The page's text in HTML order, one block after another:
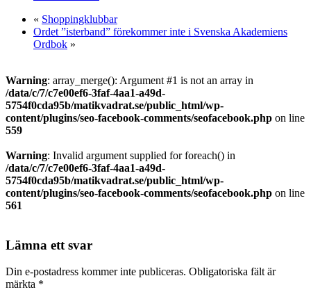
« Shoppingklubbar
Ordet ”isterband” förekommer inte i Svenska Akademiens
Ordbok »
Warning: array_merge(): Argument #1 is not an array in
/data/c/7/c7e00ef6-3faf-4aa1-a49d-
5754f0cda95b/matikvadrat.se/public_html/wp-
content/plugins/seo-facebook-comments/seofacebook.php on line
559
Warning: Invalid argument supplied for foreach() in
/data/c/7/c7e00ef6-3faf-4aa1-a49d-
5754f0cda95b/matikvadrat.se/public_html/wp-
content/plugins/seo-facebook-comments/seofacebook.php on line
561
Lämna ett svar
Din e-postadress kommer inte publiceras. Obligatoriska fält är
märkta *